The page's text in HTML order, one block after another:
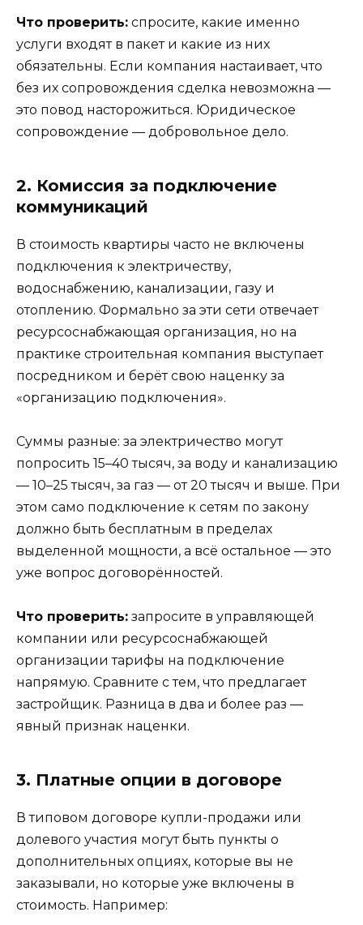
Что проверить: спросите, какие именно
услуги входят в пакет и какие из них
обязательны. Если компания настаивает, что
без их сопровождения сделка невозможна —
это повод насторожиться. Юридическое
сопровождение — добровольное дело.
2. Комиссия за подключение
коммуникаций
В стоимость квартиры часто не включены
подключения к электричеству,
водоснабжению, канализации, газу и
отоплению. Формально за эти сети отвечает
ресурсоснабжающая организация, но на
практике строительная компания выступает
посредником и берёт свою наценку за
«организацию подключения».
Суммы разные: за электричество могут
попросить 15–40 тысяч, за воду и канализацию
— 10–25 тысяч, за газ — от 20 тысяч и выше. При
этом само подключение к сетям по закону
должно быть бесплатным в пределах
выделенной мощности, а всё остальное — это
уже вопрос договорённостей.
Что проверить: запросите в управляющей
компании или ресурсоснабжающей
организации тарифы на подключение
напрямую. Сравните с тем, что предлагает
застройщик. Разница в два и более раз —
явный признак наценки.
3. Платные опции в договоре
В типовом договоре купли-продажи или
долевого участия могут быть пункты о
дополнительных опциях, которые вы не
заказывали, но которые уже включены в
стоимость. Например: